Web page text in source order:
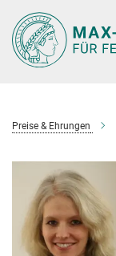
Hauptinhalt
Preise & Ehrungen